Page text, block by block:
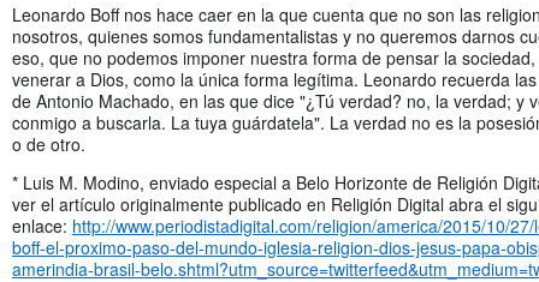
Leonardo Boff nos hace caer en la que cuenta que no son las
nosotros, quienes somos fundamentalistas y no queremos darnos
eso, que no podemos imponer nuestra forma de pensar la
venerar a Dios, como la única forma legítima. Leonardo recuerda
de Antonio Machado, en las que dice "¿Tú verdad? no, la verdad; y
conmigo a buscarla. La tuya guárdatela". La verdad no es la
o de otro.
* Luis M. Modino, enviado especial a Belo Horizonte de Religión
ver el artículo originalmente publicado en Religión Digital abra el
enlace: http://www.periodistadigital.com/religion/america/2015/10/
boff-el-proximo-paso-del-mundo-iglesia-religion-dios-jesus-papa-
amerindia-brasil-